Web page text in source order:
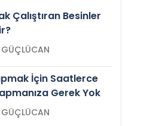
Çalıştıran Besinler
Zeynep GÜÇLÜCAN
İçin Saatlerce
Gerek Yok
Zeynep GÜÇLÜCAN